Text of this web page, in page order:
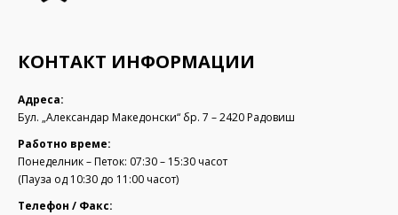
КОНТАКТ ИНФОРМАЦИИ
Адреса:
Бул. „Александар Македонски“ бр. 7 – 2420 Радовиш
Работно време:
Понеделник – Петок: 07:30 – 15:30 часот
(Пауза од 10:30 до 11:00 часот)
Телефон / Факс: